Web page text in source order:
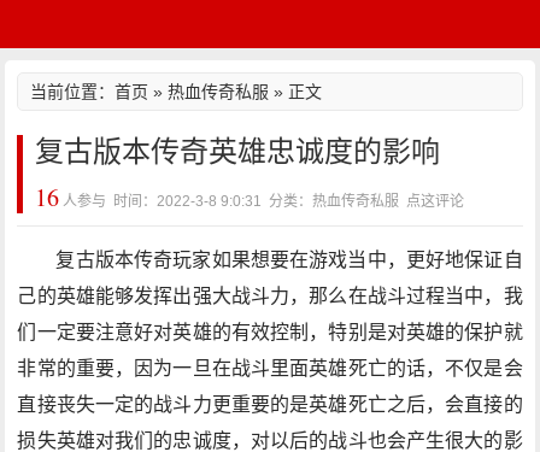
当前位置：首页 »热血传奇私服 » 正文
复古版本传奇英雄忠诚度的影响
16 人参与 时间：2022-3-8 9:0:31 分类：热血传奇私服 点这评论
复古版本传奇玩家如果想要在游戏当中，更好地保证自
己的英雄能够发挥出强大战斗力，那么在战斗过程当中，我
们一定要注意好对英雄的有效控制，特别是对英雄的保护就
非常的重要，因为一旦在战斗里面英雄死亡的话，不仅是会
直接丧失一定的战斗力更重要的是英雄死亡之后，会直接的
损失英雄对我们的忠诚度，对以后的战斗也会产生很大的影